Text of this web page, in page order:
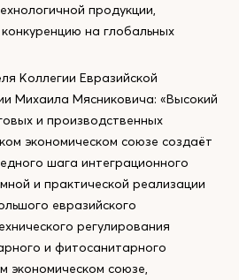
продукции,
на глобальных
Коллегии Евразийской
Михаила Мясниковича: «Высокий
и производственных
экономическом союзе создаёт
шага интеграционного
и практической реализации
евразийского
регулирования
и фитосанитарного
экономическом союзе,